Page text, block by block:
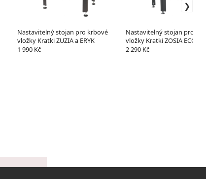
Nastavitelný stojan pro krbové
vložky Kratki ZUZIA a ERYK
1 990 Kč
Nastavitelný stojan pro
vložky Kratki ZOSIA ECO
2 290 Kč